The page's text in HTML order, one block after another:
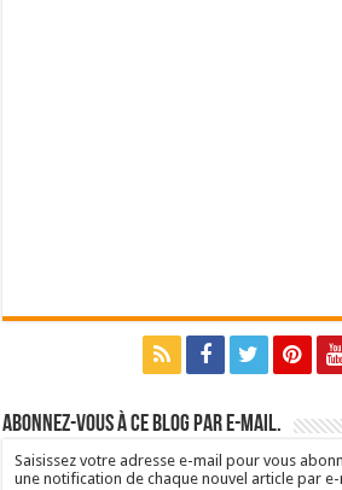
Abonnez-vous à ce blog par e-mail.
Saisissez votre adresse e-mail pour vous
une notification de chaque nouvel article par